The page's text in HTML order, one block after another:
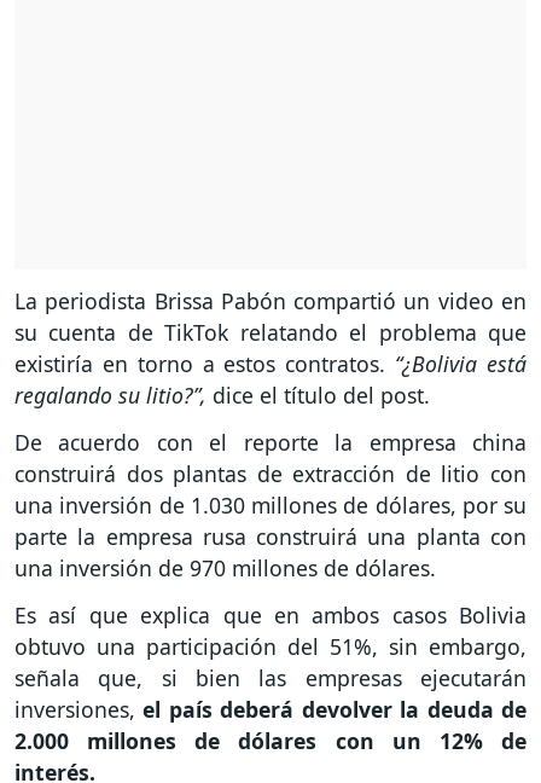
La periodista Brissa Pabón compartió un video en
su cuenta de TikTok relatando el problema que
existiría en torno a estos contratos. “¿Bolivia está
regalando su litio?”, dice el título del post.
De acuerdo con el reporte la empresa china
construirá dos plantas de extracción de litio con
una inversión de 1.030 millones de dólares, por su
parte la empresa rusa construirá una planta con
una inversión de 970 millones de dólares.
Es así que explica que en ambos casos Bolivia
obtuvo una participación del 51%, sin embargo,
señala que, si bien las empresas ejecutarán
inversiones,el país deberá devolver la deuda de
2.000 millones de dólares con un 12% de
interés.